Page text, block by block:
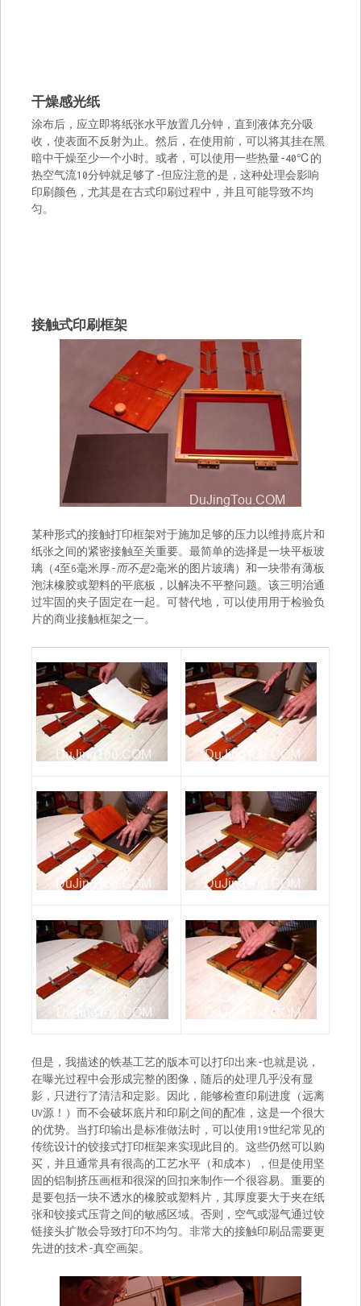
干燥感光纸
涂布后，应立即将纸张水平放置几分钟，直到液体充分吸
收，使表面不反射为止。然后，在使用前，可以将其挂在黑
暗中干燥至少一个小时。或者，可以使用一些热量-40℃的
热空气流10分钟就足够了-但应注意的是，这种处理会影响
印刷颜色，尤其是在古式印刷过程中，并且可能导致不均
匀。
接触式印刷框架
某种形式的接触打印框架对于施加足够的压力以维持底片和
纸张之间的紧密接触至关重要。最简单的选择是一块平板玻
璃（4至6毫米厚-而不是2毫米的图片玻璃）和一块带有薄板
泡沫橡胶或塑料的平底板，以解决不平整问题。该三明治通
过牢固的夹子固定在一起。可替代地，可以使用用于检验负
片的商业接触框架之一。
但是，我描述的铁基工艺的版本可以打印出来-也就是说，
在曝光过程中会形成完整的图像，随后的处理几乎没有显
影，只进行了清洁和定影。因此，能够检查印刷进度（远离
UV源！）而不会破坏底片和印刷之间的配准，这是一个很大
的优势。当打印输出是标准做法时，可以使用19世纪常见的
传统设计的铰接式打印框架来实现此目的。这些仍然可以购
买，并且通常具有很高的工艺水平（和成本），但是使用坚
固的铝制挤压画框和很深的回扣来制作一个很容易。重要的
是要包括一块不透水的橡胶或塑料片，其厚度要大于夹在纸
张和铰接式压背之间的敏感区域。否则，空气或湿气通过铰
链接头扩散会导致打印不均匀。非常大的接触印刷品需要更
先进的技术-真空画架。